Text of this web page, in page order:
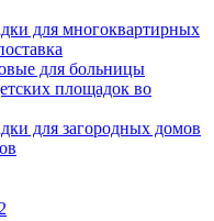
для многоквартирных
для больницы
площадок во
для загородных домов